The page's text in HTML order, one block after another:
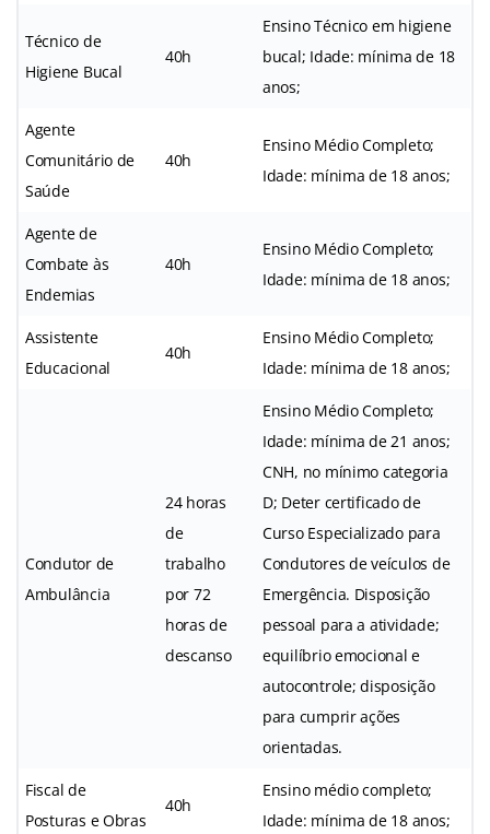
Técnico de
Higiene Bucal
40h
Ensino Técnico em higiene
bucal; Idade: mínima de 18
anos;
Agente
Comunitário de
Saúde
40h
Ensino Médio Completo;
Idade: mínima de 18 anos;
Agente de
Combate às
Endemias
40h
Ensino Médio Completo;
Idade: mínima de 18 anos;
Assistente
Educacional
40h
Ensino Médio Completo;
Idade: mínima de 18 anos;
Condutor de
Ambulância
24 horas
de
trabalho
por 72
horas de
descanso
Ensino Médio Completo;
Idade: mínima de 21 anos;
CNH, no mínimo categoria
D; Deter certificado de
Curso Especializado para
Condutores de veículos de
Emergência. Disposição
pessoal para a atividade;
equilíbrio emocional e
autocontrole; disposição
para cumprir ações
orientadas.
Fiscal de
Posturas e Obras
40h
Ensino médio completo;
Idade: mínima de 18 anos;